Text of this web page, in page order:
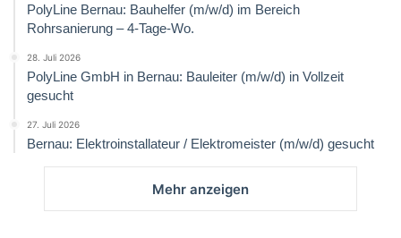
PolyLine Bernau: Bauhelfer (m/w/d) im Bereich
Rohrsanierung – 4-Tage-Wo.
28. Juli 2026
PolyLine GmbH in Bernau: Bauleiter (m/w/d) in Vollzeit
gesucht
27. Juli 2026
Bernau: Elektroinstallateur / Elektromeister (m/w/d) gesucht
Mehr anzeigen